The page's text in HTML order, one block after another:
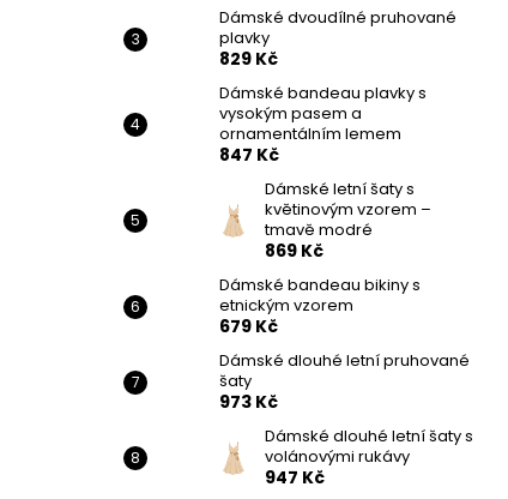
Dámské dvoudílné pruhované
plavky
829 Kč
Dámské bandeau plavky s
vysokým pasem a
ornamentálním lemem
847 Kč
Dámské letní šaty s
květinovým vzorem –
tmavě modré
869 Kč
Dámské bandeau bikiny s
etnickým vzorem
679 Kč
Dámské dlouhé letní pruhované
šaty
973 Kč
Dámské dlouhé letní šaty s
volánovými rukávy
947 Kč